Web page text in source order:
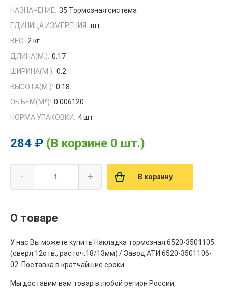
НАЗНАЧЕНИЕ: 35.Тормозная система
ЕДИНИЦА ИЗМЕРЕНИЯ: шт
ВЕС: 2 кг
ДЛИНА(М.): 0.17
ШИРИНА(М.): 0.2
ВЫСОТА(М.): 0.18
ОБЪЕМ(M³): 0.006120
НОРМА УПАКОВКИ: 4 шт.
284 ₽ (В корзине 0 шт.)
- + В корзину
О товаре
У нас Вы можете купить Накладка тормозная 6520-3501105
(сверл.12отв., расточ.18/13мм) / Завод АТИ 6520-3501106-
02. Поставка в кратчайшие сроки.
Мы доставим вам товар в любой регион России,